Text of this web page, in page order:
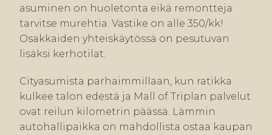
asuminen on huoletonta eikä remontteja
tarvitse murehtia. Vastike on alle 350/kk!
Osakkaiden yhteiskäytössä on pesutuvan
lisäksi kerhotilat.
Cityasumista parhaimmillaan, kun ratikka
kulkee talon edestä ja Mall of Triplan palvelut
ovat reilun kilometrin päässä. Lämmin
autohallipaikka on mahdollista ostaa kaupan